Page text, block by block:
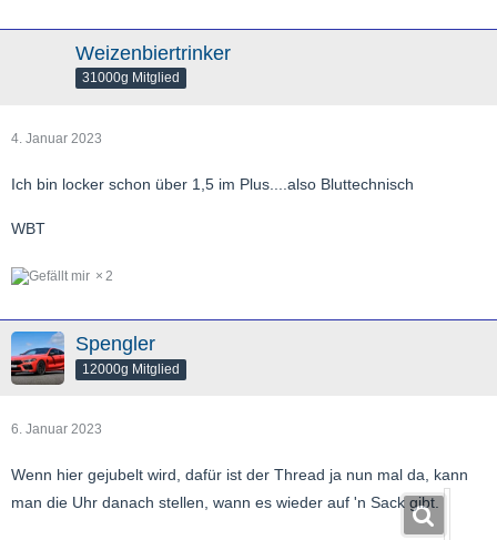
Weizenbiertrinker
31000g Mitglied
4. Januar 2023
Ich bin locker schon über 1,5 im Plus....also Bluttechnisch
WBT
2
Spengler
12000g Mitglied
6. Januar 2023
Wenn hier gejubelt wird, dafür ist der Thread ja nun mal da, kann
man die Uhr danach stellen, wann es wieder auf 'n Sack gibt.